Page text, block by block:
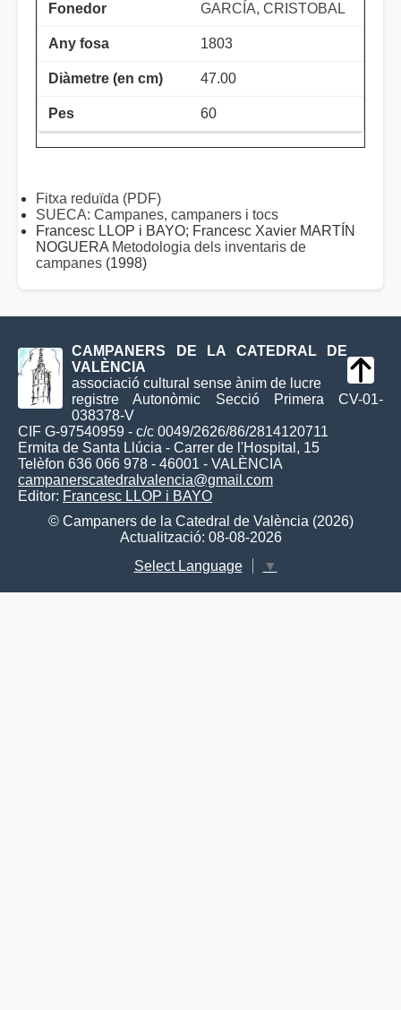
GARCÍA, CRISTOBAL
1803
47.00
60
Fitxa reduïda (PDF)
SUECA: Campanes, campaners i tocs
Francesc LLOP i BAYO; Francesc Xavier MARTÍN
NOGUERA Metodologia dels inventaris de
campanes (1998)
CAMPANERS DE LA CATEDRAL DE
VALÈNCIA
associació cultural sense ànim de lucre
registre Autonòmic Secció Primera CV-01-
038378-V
CIF G-97540959 - c/c 0049/2626/86/2814120711
Ermita de Santa Llúcia - Carrer de l'Hospital, 15
Telèfon 636 066 978 - 46001 - VALÈNCIA
campanerscatedralvalencia@gmail.com
Editor: Francesc LLOP i BAYO
© Campaners de la Catedral de València (2026)
Actualització: 08-08-2026
Select Language
▼